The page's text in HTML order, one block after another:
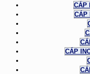
CÁP
CÁP
CÁP